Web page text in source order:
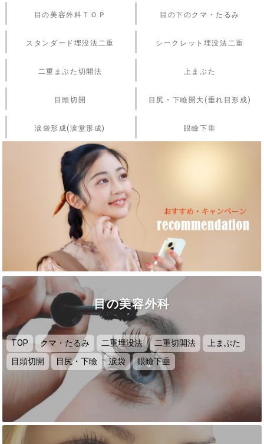
目の美容外科ＴＯＰ 目の下のクマ・たるみ
スタンダード埋没法二重 シークレット埋没法二重
二重まぶた切開法 上まぶた
目頭切開 目尻・下瞼開大(垂れ目形成)
涙袋形成(涙堂形成) 眼瞼下垂
目の美容外科
TOP クマ・たるみ 二重埋没法 二重切開法
上まぶた
目頭切開
目尻・下瞼 涙袋 眼瞼下垂